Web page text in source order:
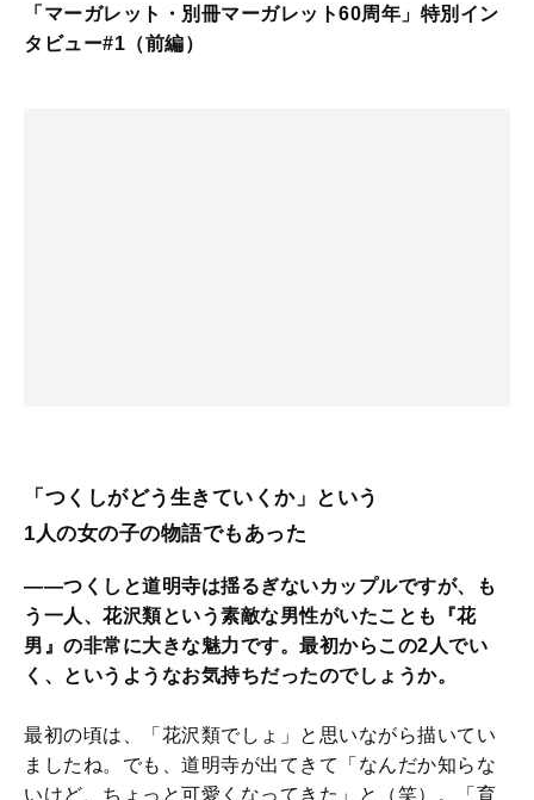
「マーガレット・別冊マーガレット60周年」特別イン
タビュー#1（前編）
「つくしがどう生きていくか」という
1人の女の子の物語でもあった
——つくしと道明寺は揺るぎないカップルですが、も
う一人、花沢類という素敵な男性がいたことも『花
男』の非常に大きな魅力です。最初からこの2人でい
く、というようなお気持ちだったのでしょうか。
最初の頃は、「花沢類でしょ」と思いながら描いてい
ましたね。でも、道明寺が出てきて「なんだか知らな
いけど、ちょっと可愛くなってきた」と（笑）。「育